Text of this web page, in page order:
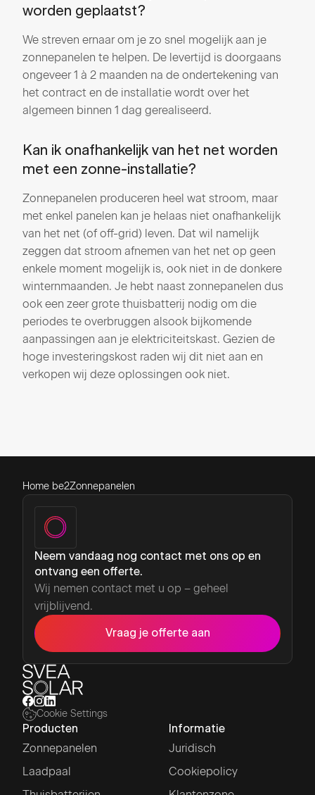
worden geplaatst?
We streven ernaar om je zo snel mogelijk aan je
zonnepanelen te helpen. De levertijd is doorgaans
ongeveer 1 à 2 maanden na de ondertekening van
het contract en de installatie wordt over het
algemeen binnen 1 dag gerealiseerd.
Kan ik onafhankelijk van het net worden
met een zonne-installatie?
Zonnepanelen produceren heel wat stroom, maar
met enkel panelen kan je helaas niet onafhankelijk
van het net (of off-grid) leven. Dat wil namelijk
zeggen dat stroom afnemen van het net op geen
enkele moment mogelijk is, ook niet in de donkere
winternmaanden. Je hebt naast zonnepanelen dus
ook een zeer grote thuisbatterij nodig om die
periodes te overbruggen alsook bijkomende
aanpassingen aan je elektriciteitskast. Gezien de
hoge investeringskost raden wij dit niet aan en
verkopen wij deze oplossingen ook niet.
Home be2Zonnepanelen
Neem vandaag nog contact met ons op en
ontvang een offerte.
Wij nemen contact met u op – geheel
vrijblijvend.
Vraag je offerte aan
Cookie Settings
Producten
Zonnepanelen
Laadpaal
Informatie
Juridisch
Cookiepolicy